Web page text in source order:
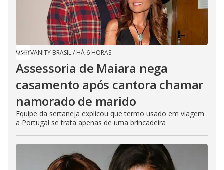
VANITY BRASIL/ HÁ 6 HORAS
Assessoria de Maiara nega
casamento após cantora chamar
namorado de marido
Equipe da sertaneja explicou que termo usado em viagem
a Portugal se trata apenas de uma brincadeira